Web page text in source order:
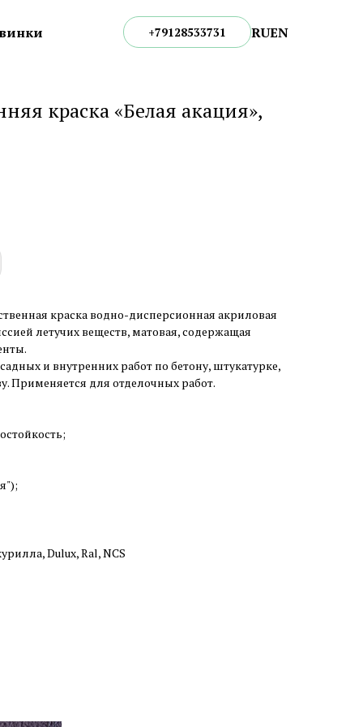
+79128533731 RUEN
краска «Белая акация»,
краска водно-дисперсионная акриловая
летучих веществ, матовая, содержащая
и внутренних работ по бетону, штукатурке,
Применяется для отделочных работ.
Dulux, Ral, NCS